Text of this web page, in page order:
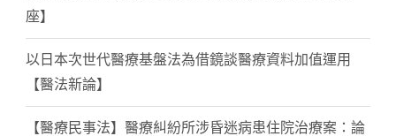
座】
以日本次世代醫療基盤法為借鏡談醫療資料加值運用
【醫法新論】
【醫療民事法】醫療糾紛所涉昏迷病患住院治療案：論